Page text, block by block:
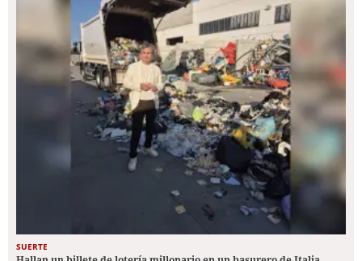
SUERTE